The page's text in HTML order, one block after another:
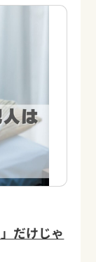
だけじゃ